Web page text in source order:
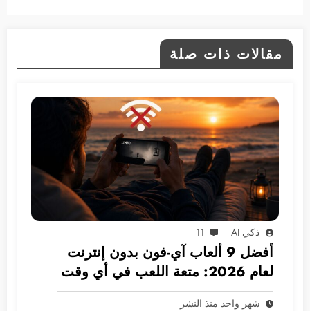
مقالات ذات صلة
ذكي AI 11
أفضل 9 ألعاب آي-فون بدون إنترنت
لعام 2026: متعة اللعب في أي وقت
ومكان
شهر واحد منذ النشر